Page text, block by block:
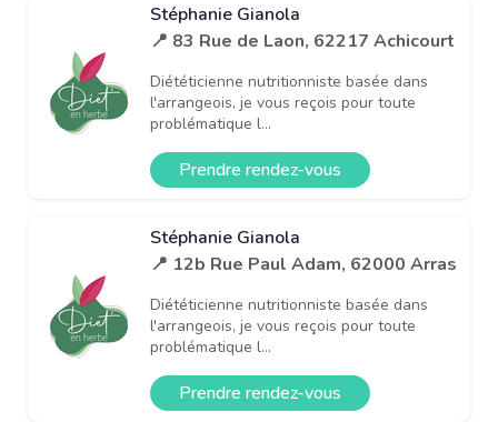
Stéphanie Gianola
📍 83 Rue de Laon, 62217 Achicourt
Diététicienne nutritionniste basée dans
l'arrangeois, je vous reçois pour toute
problématique l...
Prendre rendez-vous
Stéphanie Gianola
📍 12b Rue Paul Adam, 62000 Arras
Diététicienne nutritionniste basée dans
l'arrangeois, je vous reçois pour toute
problématique l...
Prendre rendez-vous